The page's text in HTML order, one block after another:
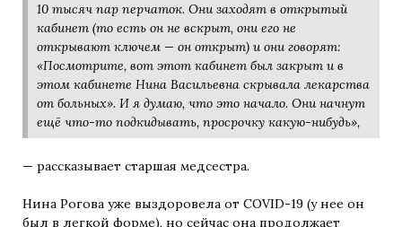
10 тысяч пар перчаток. Они заходят в открытый
кабинет (то есть он не вскрыт, они его не
открывают ключем — он открыт) и они говорят:
«Посмотрите, вот этот кабинет был закрыт и в
этом кабинете Нина Васильевна скрывала лекарства
от больных». И я думаю, что это начало. Они начнут
ещё что-то подкидывать, просрочку какую-нибудь»,
— рассказывает старшая медсестра.
Нина Рогова уже выздоровела от COVID-19 (у нее он
был в легкой форме), но сейчас она продолжает